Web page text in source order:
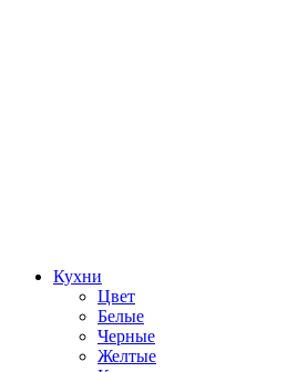
Кухни
Цвет
Белые
Черные
Желтые